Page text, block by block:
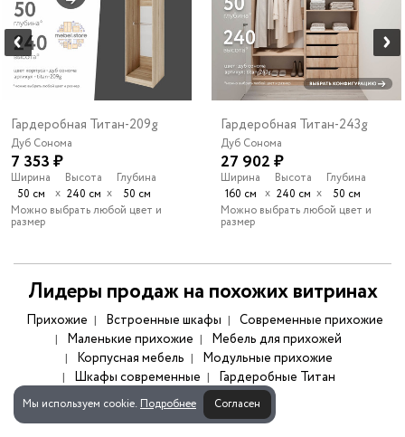
Мы используем cookie. Подробнее Согласен
Гардеробная Титан-209g
Дуб Сонома
7 353 ₽
Ширина
50 см
х
Высота
240 см х
Глубина
50 см
Можно выбрать любой цвет и
размер
Гардеробная Титан-243g
Дуб Сонома
27 902 ₽
Ширина
160 см х
Высота
240 см х
Глубина
50 см
Можно выбрать любой цвет и
размер
Лидеры продаж на похожих витринах
Прихожие Встроенные шкафы
Современные прихожие
Маленькие прихожие
Мебель для прихожей
Корпусная мебель
Модульные прихожие
Шкафы современные
Гардеробные Титан